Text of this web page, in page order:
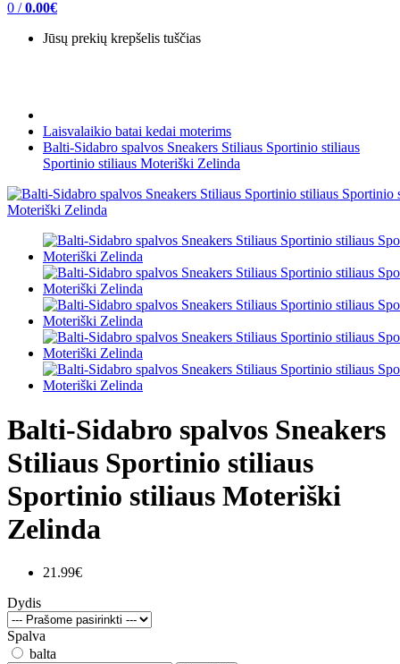
0 / 0.00€
Jūsų prekių krepšelis tuščias
Laisvalaikio batai kedai moterims
Balti-Sidabro spalvos Sneakers Stiliaus Sportinio stiliaus
Sportinio stiliaus Moteriški Zelinda
Balti-Sidabro spalvos Sneakers
Stiliaus Sportinio stiliaus
Sportinio stiliaus Moteriški
Zelinda
21.99€
Dydis
Spalva
balta